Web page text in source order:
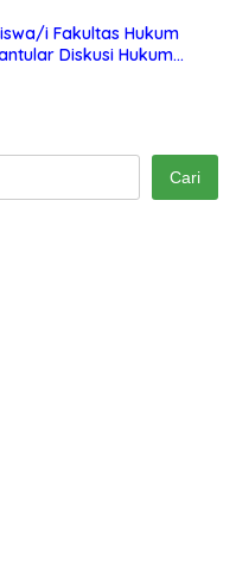
i Fakultas Hukum
Diskusi Hukum
Cari